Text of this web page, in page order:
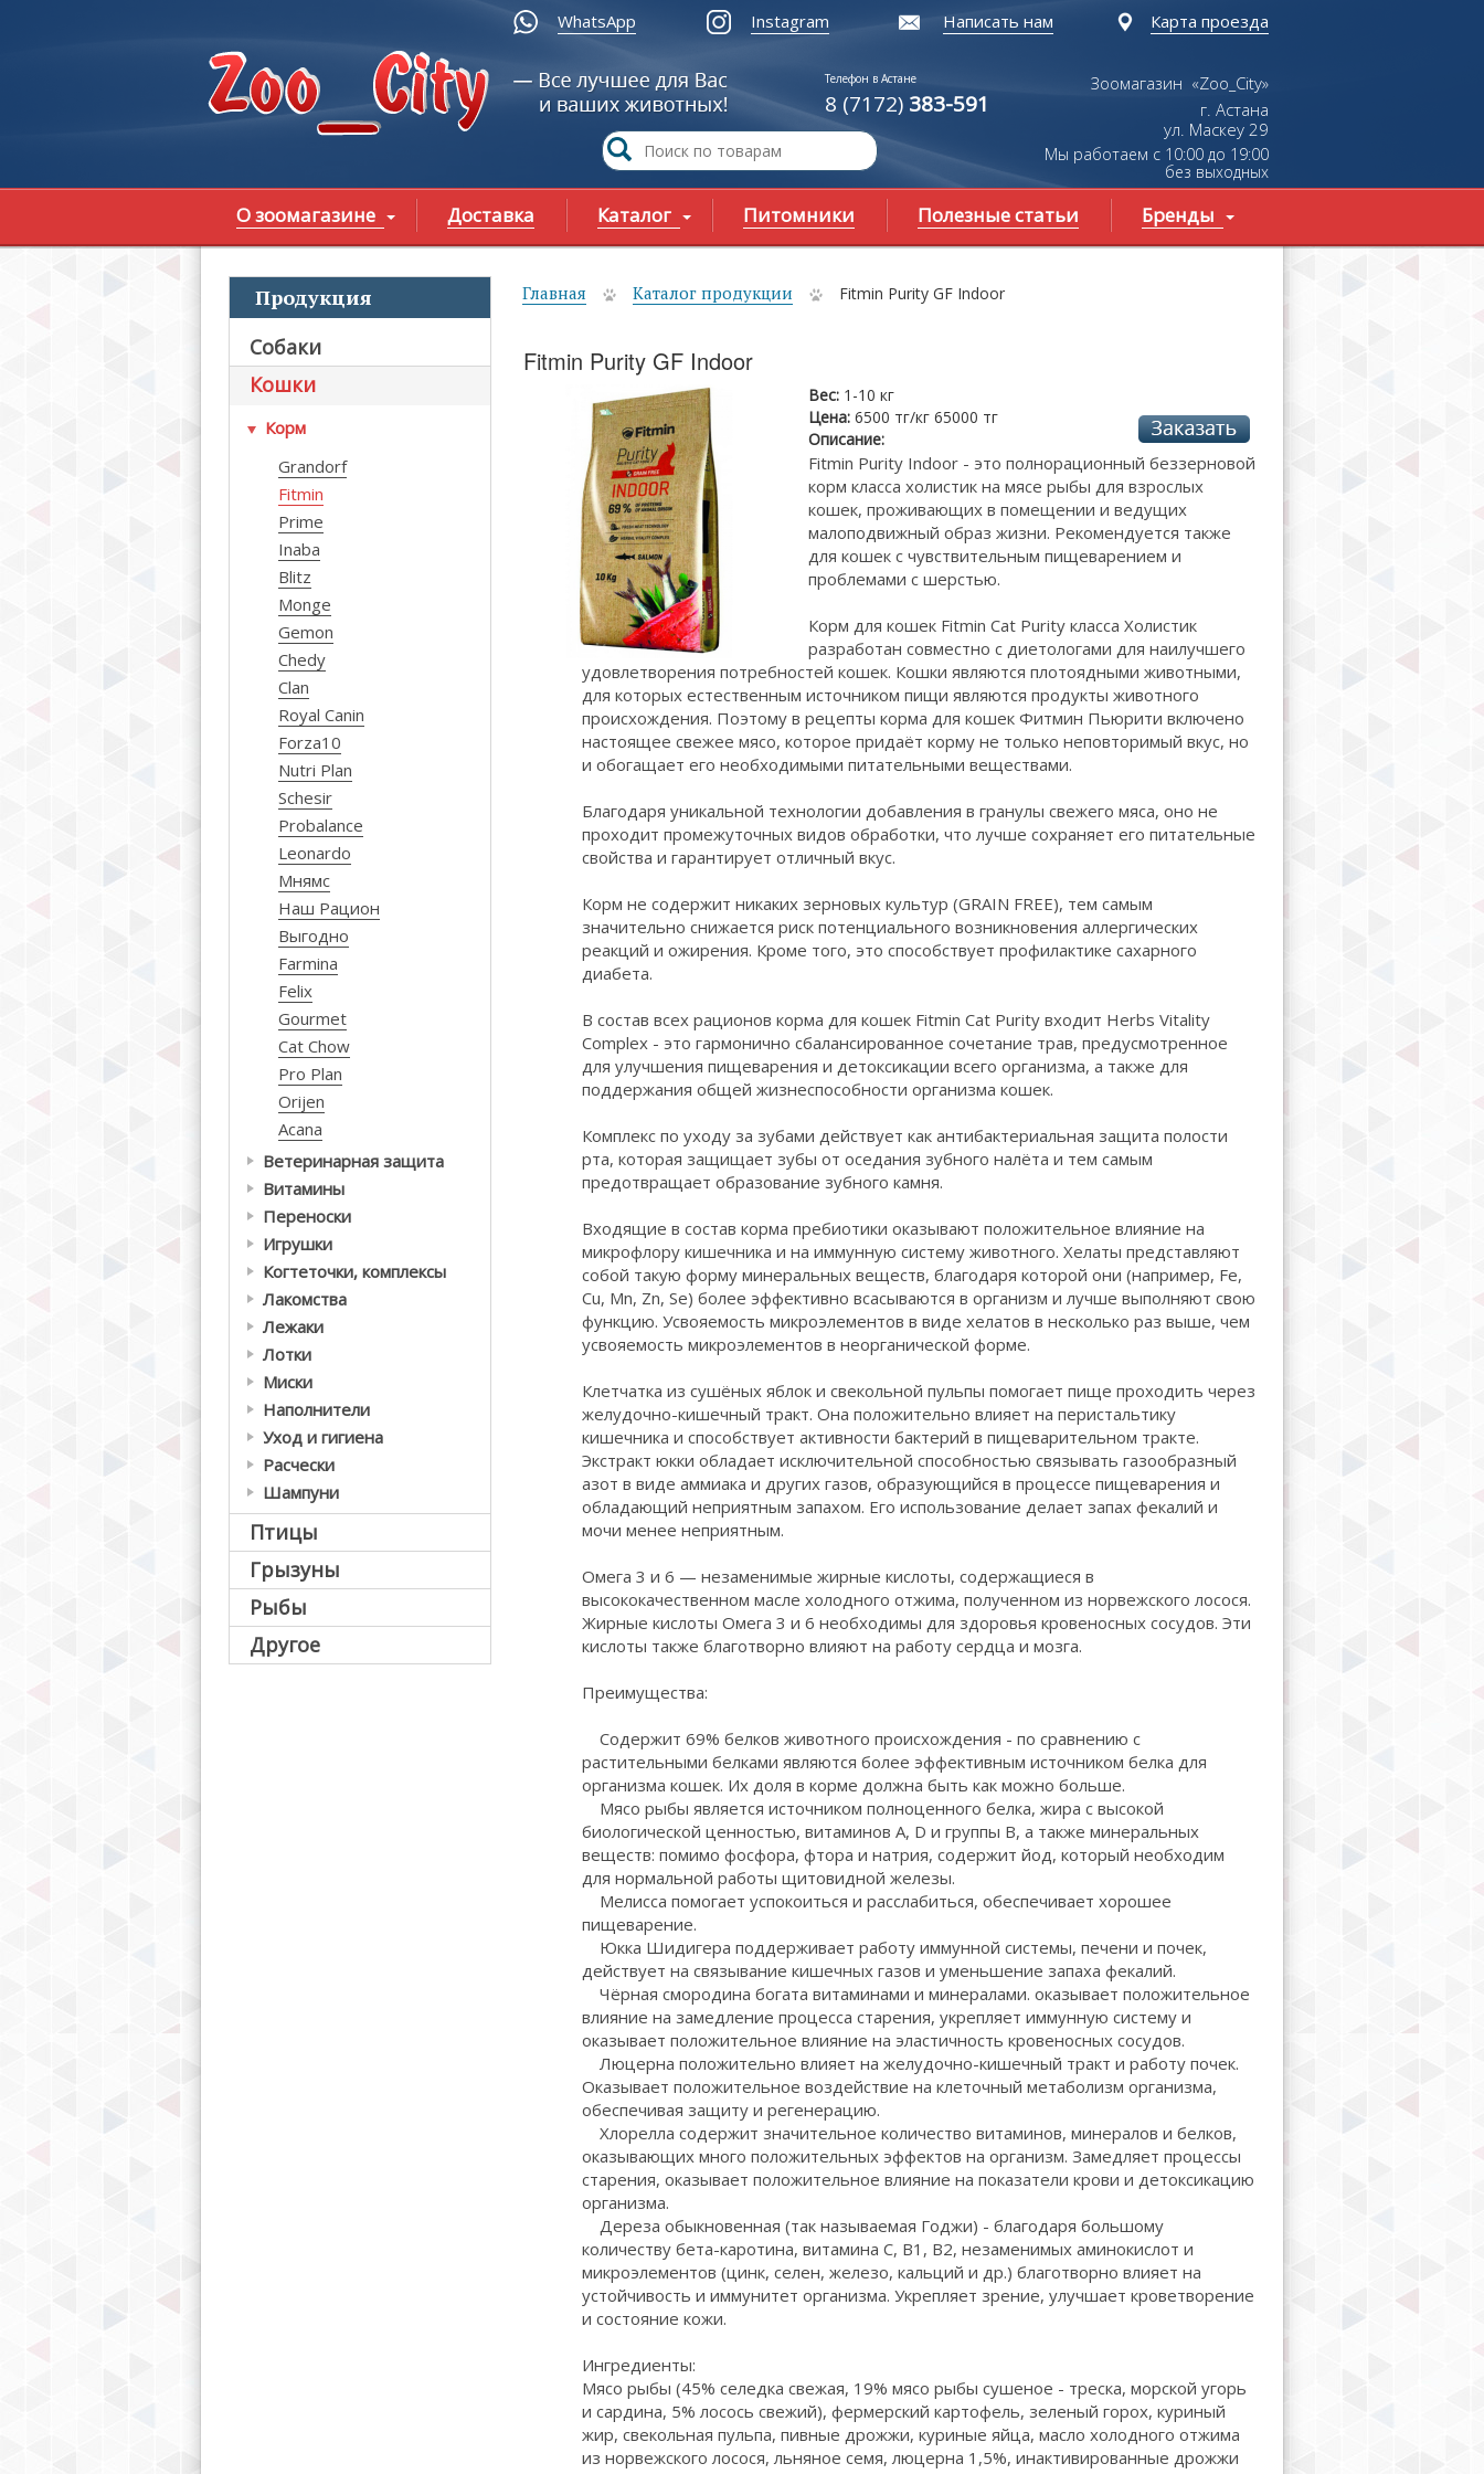
WhatsApp Instagram Написать нам Карта проезда
Телефон в Астане
8 (7172) 383-591
Зоомагазин «Zoo_City»
г. Астана
ул. Маскеу29
Мы работаем с 10:00 до 19:00
без выходных
О зоомагазине Доставка Каталог Питомники Полезные статьи Бренды
Продукция
Собаки
Кошки
Корм
Grandorf
Fitmin
Prime
Inaba
Blitz
Monge
Gemon
Chedy
Clan
Royal Canin
Forza10
Nutri Plan
Schesir
Probalance
Leonardo
Мнямс
Наш Рацион
Выгодно
Farmina
Felix
Gourmet
Cat Chow
Pro Plan
Orijen
Acana
Ветеринарная защита
Витамины
Переноски
Игрушки
Когтеточки, комплексы
Лакомства
Лежаки
Лотки
Миски
Наполнители
Уход и гигиена
Расчески
Шампуни
Птицы
Грызуны
Рыбы
Другое
Вы здесь
Главная Каталог продукции Fitmin Purity GF Indoor
Fitmin Purity GF Indoor
Вес: 1-10 кг
Цена: 6500 тг/кг 65000 тг
Описание:
Fitmin Purity Indoor - это полнорационный беззерновой
корм класса холистик на мясе рыбы для взрослых
кошек, проживающих в помещении и ведущих
малоподвижный образ жизни. Рекомендуется также
для кошек с чувствительным пищеварением и
проблемами с шерстью.
Корм для кошек Fitmin Cat Purity класса Холистик
разработан совместно с диетологами для наилучшего
удовлетворения потребностей кошек. Кошки являются плотоядными животными,
для которых естественным источником пищи являются продукты животного
происхождения. Поэтому в рецепты корма для кошек Фитмин Пьюрити включено
настоящее свежее мясо, которое придаёт корму не только неповторимый вкус, но
и обогащает его необходимыми питательными веществами.
Благодаря уникальной технологии добавления в гранулы свежего мяса, оно не
проходит промежуточных видов обработки, что лучше сохраняет его питательные
свойства и гарантирует отличный вкус.
Корм не содержит никаких зерновых культур (GRAIN FREE), тем самым
значительно снижается риск потенциального возникновения аллергических
реакций и ожирения. Кроме того, это способствует профилактике сахарного
диабета.
В состав всех рационов корма для кошек Fitmin Cat Purity входит Herbs Vitality
Complex - это гармонично сбалансированное сочетание трав, предусмотренное
для улучшения пищеварения и детоксикации всего организма, а также для
поддержания общей жизнеспособности организма кошек.
Комплекс по уходу за зубами действует как антибактериальная защита полости
рта, которая защищает зубы от оседания зубного налёта и тем самым
предотвращает образование зубного камня.
Входящие в состав корма пребиотики оказывают положительное влияние на
микрофлору кишечника и на иммунную систему животного. Хелаты представляют
собой такую форму минеральных веществ, благодаря которой они (например, Fe,
Cu, Mn, Zn, Se) более эффективно всасываются в организм и лучше выполняют свою
функцию. Усвояемость микроэлементов в виде хелатов в несколько раз выше, чем
усвояемость микроэлементов в неорганической форме.
Клетчатка из сушёных яблок и свекольной пульпы помогает пище проходить через
желудочно-кишечный тракт. Она положительно влияет на перистальтику
кишечника и способствует активности бактерий в пищеварительном тракте.
Экстракт юкки обладает исключительной способностью связывать газообразный
азот в виде аммиака и других газов, образующийся в процессе пищеварения и
обладающий неприятным запахом. Его использование делает запах фекалий и
мочи менее неприятным.
Омега 3 и 6 — незаменимые жирные кислоты, содержащиеся в
высококачественном масле холодного отжима, полученном из норвежского лосося.
Жирные кислоты Омега 3 и 6 необходимы для здоровья кровеносных сосудов. Эти
кислоты также благотворно влияют на работу сердца и мозга.
Преимущества:
Содержит 69% белков животного происхождения - по сравнению с
растительными белками являются более эффективным источником белка для
организма кошек. Их доля в корме должна быть как можно больше.
Мясо рыбы является источником полноценного белка, жира с высокой
биологической ценностью, витаминов A, D и группы B, а также минеральных
веществ: помимо фосфора, фтора и натрия, содержит йод, который необходим
для нормальной работы щитовидной железы.
Мелисса помогает успокоиться и расслабиться, обеспечивает хорошее
пищеварение.
Юкка Шидигера поддерживает работу иммунной системы, печени и почек,
действует на связывание кишечных газов и уменьшение запаха фекалий.
Чёрная смородина богата витаминами и минералами. оказывает положительное
влияние на замедление процесса старения, укрепляет иммунную систему и
оказывает положительное влияние на эластичность кровеносных сосудов.
Люцерна положительно влияет на желудочно-кишечный тракт и работу почек.
Оказывает положительное воздействие на клеточный метаболизм организма,
обеспечивая защиту и регенерацию.
Хлорелла содержит значительное количество витаминов, минералов и белков,
оказывающих много положительных эффектов на организм. Замедляет процессы
старения, оказывает положительное влияние на показатели крови и детоксикацию
организма.
Дереза обыкновенная (так называемая Годжи) - благодаря большому
количеству бета-каротина, витамина C, B1, B2, незаменимых аминокислот и
микроэлементов (цинк, селен, железо, кальций и др.) благотворно влияет на
устойчивость и иммунитет организма. Укрепляет зрение, улучшает кроветворение
и состояние кожи.
Ингредиенты:
Мясо рыбы (45% селедка свежая, 19% мясо рыбы сушеное - треска, морской угорь
и сардина, 5% лосось свежий), фермерский картофель, зеленый горох, куриный
жир, свекольная пульпа, пивные дрожжи, куриные яйца, масло холодного отжима
из норвежского лосося, льняное семя, люцерна 1,5%, инактивированные дрожжи